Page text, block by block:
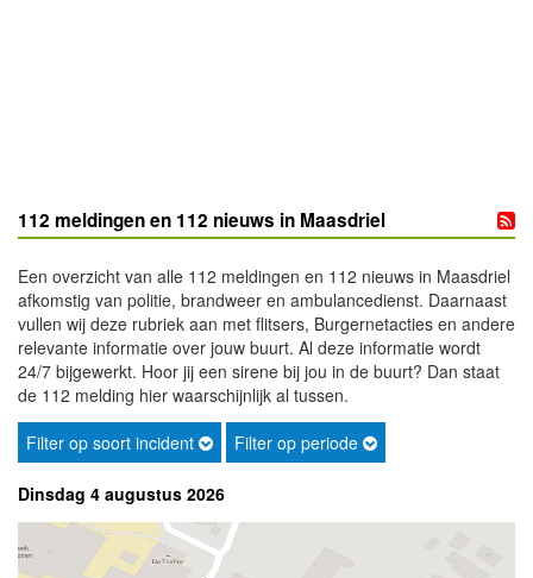
112 meldingen en 112 nieuws in Maasdriel
Een overzicht van alle 112 meldingen en 112 nieuws in Maasdriel
afkomstig van politie, brandweer en ambulancedienst. Daarnaast
vullen wij deze rubriek aan met flitsers, Burgernetacties en andere
relevante informatie over jouw buurt. Al deze informatie wordt
24/7 bijgewerkt. Hoor jij een sirene bij jou in de buurt? Dan staat
de 112 melding hier waarschijnlijk al tussen.
Filter op soort incident
Filter op periode
Dinsdag 4 augustus 2026